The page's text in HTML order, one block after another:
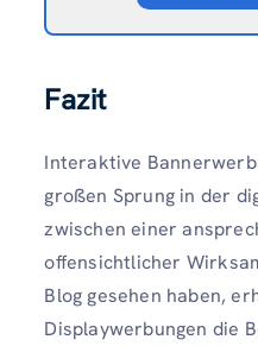
Fazit
Interaktive
großen Sprung in der
zwischen einer
offensichtlicher
Blog gesehen haben,
Displaywerbungen die